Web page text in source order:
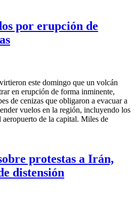
por erupción de
este domingo que un volcán
en erupción de forma inminente,
de cenizas que obligaron a evacuar a
vuelos en la región, incluyendo los
de la capital. Miles de
protestas a Irán,
distensión